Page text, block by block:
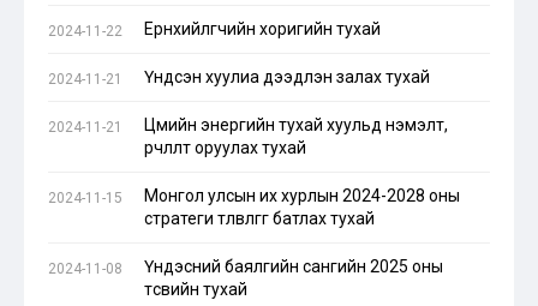
2024-11-22 Ерөнхийлөгчийн хоригийн тухай
2024-11-21 Үндсэн хуулиа дээдлэн залах тухай
2024-11-21
Цөмийн энергийн тухай хуульд нэмэлт,
өөрчлөлт оруулах тухай
2024-11-15
Монгол улсын их хурлын 2024-2028 оны
стратеги төлөвлөгөөг батлах тухай
2024-11-08
Үндэсний баялгийн сангийн 2025 оны
төсвийн тухай